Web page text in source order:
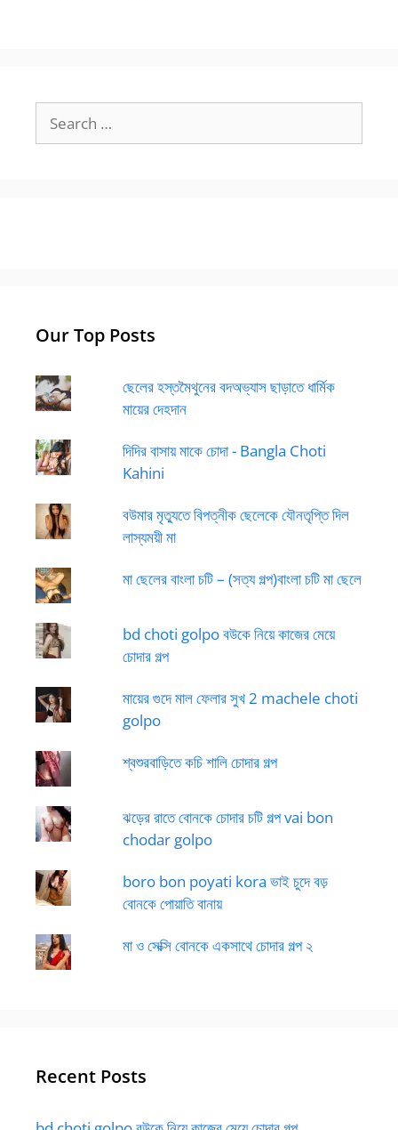
for:
Our Top Posts
ছেলের হস্তমৈথুনের বদঅভ্যাস ছাড়াতে ধার্মিক
মায়ের দেহদান
দিদির বাসায় মাকে চোদা - Bangla Choti
Kahini
বউমার মৃত্যুতে বিপত্নীক ছেলেকে যৌনতৃপ্তি দিল
লাস্যময়ী মা
মা ছেলের বাংলা চটি – (সত্য গল্প)বাংলা চটি মা ছেলে
bd choti golpo বউকে নিয়ে কাজের মেয়ে
চোদার গল্প
মায়ের গুদে মাল ফেলার সুখ 2 machele choti
golpo
শ্বশুরবাড়িতে কচি শালি চোদার গল্প
ঝড়ের রাতে বোনকে চোদার চটি গল্প vai bon
chodar golpo
boro bon poyati kora ভাই চুদে বড়
বোনকে পোয়াতি বানায়
মা ও সেক্সি বোনকে একসাথে চোদার গল্প ২
Recent Posts